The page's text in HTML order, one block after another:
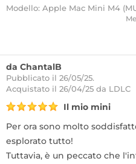
Modello: Apple Mac Mini M4
da ChantalB
Pubblicato il 26/05/25.
Acquistato il 26/04/25 da LDLC
Il mio mini
Per ora sono molto
esplorato tutto!
Tuttavia, è un peccato che